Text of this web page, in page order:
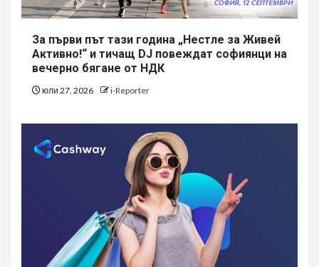
За първи път тази година „Нестле за Живей
Активно!“ и тичащ DJ повеждат софиянци на
вечерно бягане от НДК
юли 27, 2026 i-Reporter